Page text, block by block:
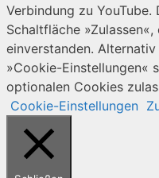
Verbindung zu
Schaltfläche
einverstanden.
»Cookie-Einstellungen«
optionalen Cookies
Cookie-Einstellungen